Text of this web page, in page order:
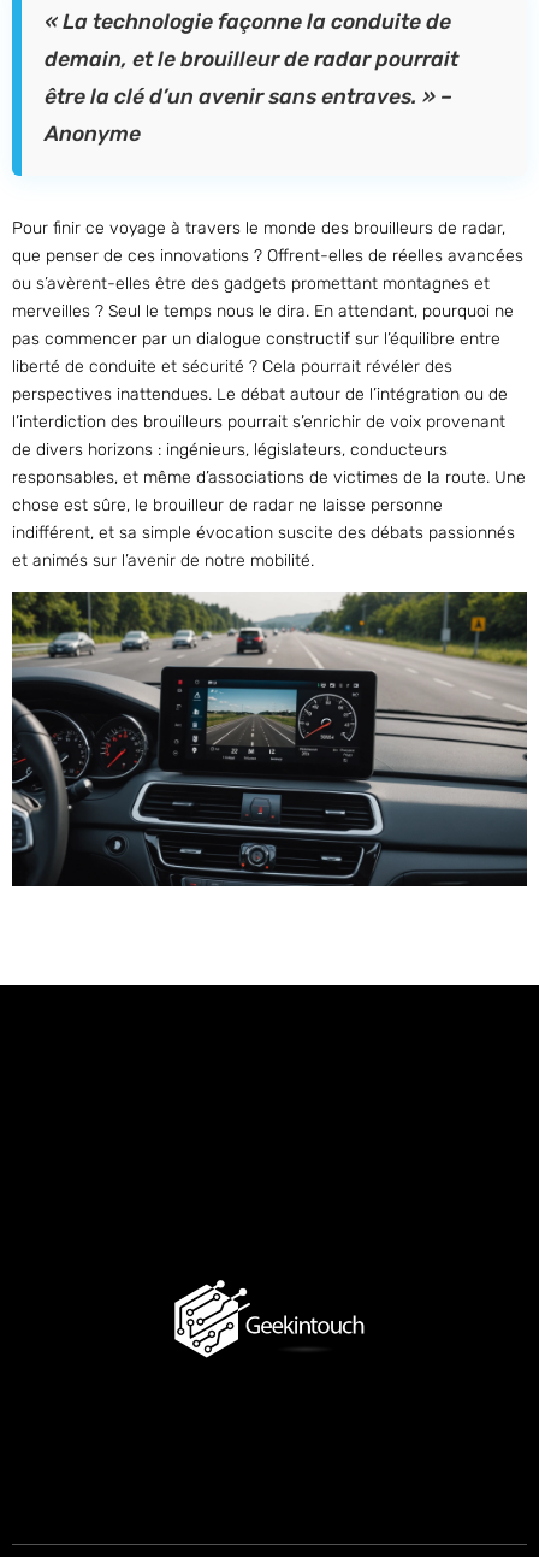
« La technologie façonne la conduite de
demain, et le brouilleur de radar pourrait
être la clé d’un avenir sans entraves. » –
Anonyme
Pour finir ce voyage à travers le monde des brouilleurs de radar,
que penser de ces innovations ? Offrent-elles de réelles avancées
ou s’avèrent-elles être des gadgets promettant montagnes et
merveilles ? Seul le temps nous le dira. En attendant, pourquoi ne
pas commencer par un dialogue constructif sur l’équilibre entre
liberté de conduite et sécurité ? Cela pourrait révéler des
perspectives inattendues. Le débat autour de l’intégration ou de
l’interdiction des brouilleurs pourrait s’enrichir de voix provenant
de divers horizons : ingénieurs, législateurs, conducteurs
responsables, et même d’associations de victimes de la route. Une
chose est sûre, le brouilleur de radar ne laisse personne
indifférent, et sa simple évocation suscite des débats passionnés
et animés sur l’avenir de notre mobilité.